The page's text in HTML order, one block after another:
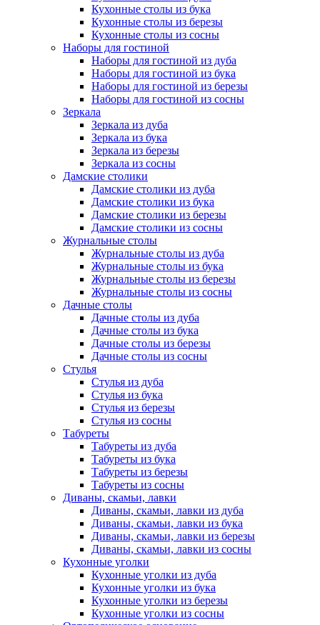
Кухонные столы из бука
Кухонные столы из березы
Кухонные столы из сосны
Наборы для гостиной
Наборы для гостиной из дуба
Наборы для гостиной из бука
Наборы для гостиной из березы
Наборы для гостиной из сосны
Зеркала
Зеркала из дуба
Зеркала из бука
Зеркала из березы
Зеркала из сосны
Дамские столики
Дамские столики из дуба
Дамские столики из бука
Дамские столики из березы
Дамские столики из сосны
Журнальные столы
Журнальные столы из дуба
Журнальные столы из бука
Журнальные столы из березы
Журнальные столы из сосны
Дачные столы
Дачные столы из дуба
Дачные столы из бука
Дачные столы из березы
Дачные столы из сосны
Стулья
Стулья из дуба
Стулья из бука
Стулья из березы
Стулья из сосны
Табуреты
Табуреты из дуба
Табуреты из бука
Табуреты из березы
Табуреты из сосны
Диваны, скамьи, лавки
Диваны, скамьи, лавки из дуба
Диваны, скамьи, лавки из бука
Диваны, скамьи, лавки из березы
Диваны, скамьи, лавки из сосны
Кухонные уголки
Кухонные уголки из дуба
Кухонные уголки из бука
Кухонные уголки из березы
Кухонные уголки из сосны